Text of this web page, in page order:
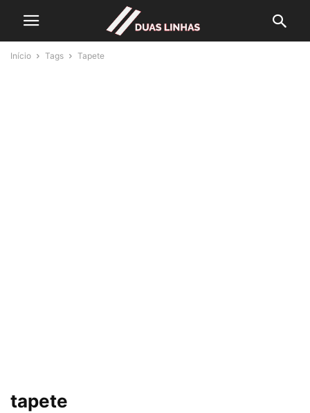
Início Tags Tapete
tapete